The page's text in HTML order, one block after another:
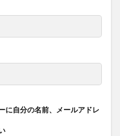
に自分の名前、メールアドレ